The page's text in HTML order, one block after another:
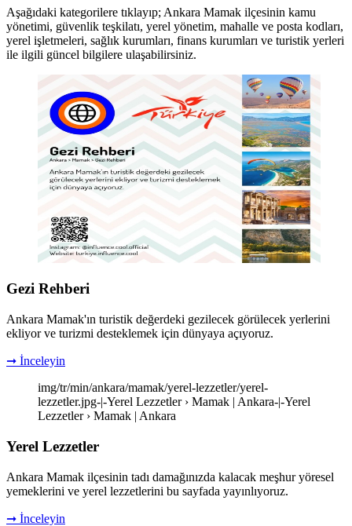
Aşağıdaki kategorilere tıklayıp; Ankara Mamak ilçesinin kamu
yönetimi, güvenlik teşkilatı, yerel yönetim, mahalle ve posta kodları,
yerel işletmeleri, sağlık kurumları, finans kurumları ve turistik yerleri
ile ilgili güncel bilgilere ulaşabilirsiniz.
Gezi Rehberi
Ankara Mamak'ın turistik değerdeki gezilecek görülecek yerlerini
ekliyor ve turizmi desteklemek için dünyaya açıyoruz.
➞ İnceleyin
img/tr/min/ankara/mamak/yerel-lezzetler/yerel-
lezzetler.jpg-|-Yerel Lezzetler › Mamak | Ankara-|-Yerel
Lezzetler › Mamak | Ankara
Yerel Lezzetler
Ankara Mamak ilçesinin tadı damağınızda kalacak meşhur yöresel
yemeklerini ve yerel lezzetlerini bu sayfada yayınlıyoruz.
➞ İnceleyin